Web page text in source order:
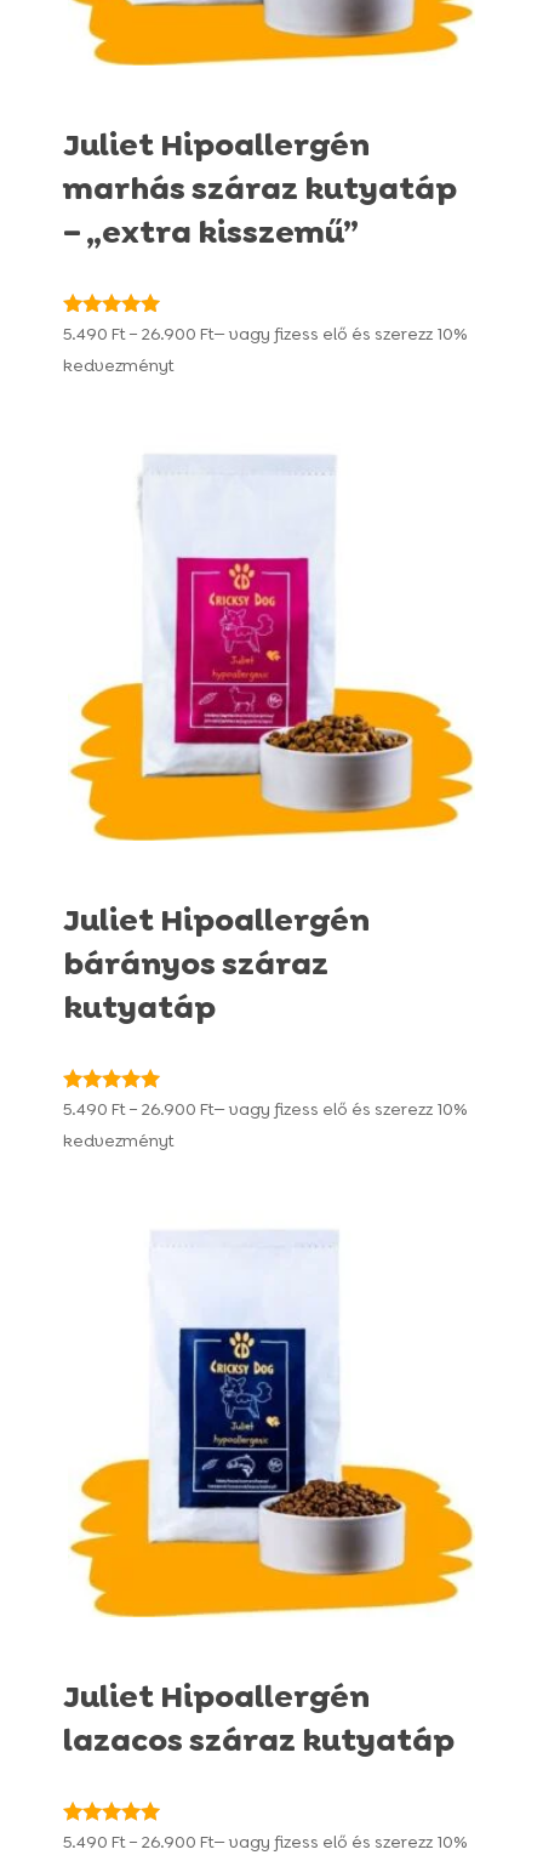
Juliet Hipoallergén
marhás száraz kutyatáp
– „extra kisszemű”
Értékelés:
/ 5
5.490 Ft – 26.900 FtÁrtartomány:
— vagy fizess elő és szerezz 10%
kedvezményt
Juliet Hipoallergén
bárányos száraz
kutyatáp
Értékelés:
/ 5
5.490 Ft – 26.900 FtÁrtartomány:
— vagy fizess elő és szerezz 10%
kedvezményt
Juliet Hipoallergén
lazacos száraz kutyatáp
Értékelés:
5.490 Ft – 26.900 FtÁrtartomány:
— vagy fizess elő és szerezz 10%